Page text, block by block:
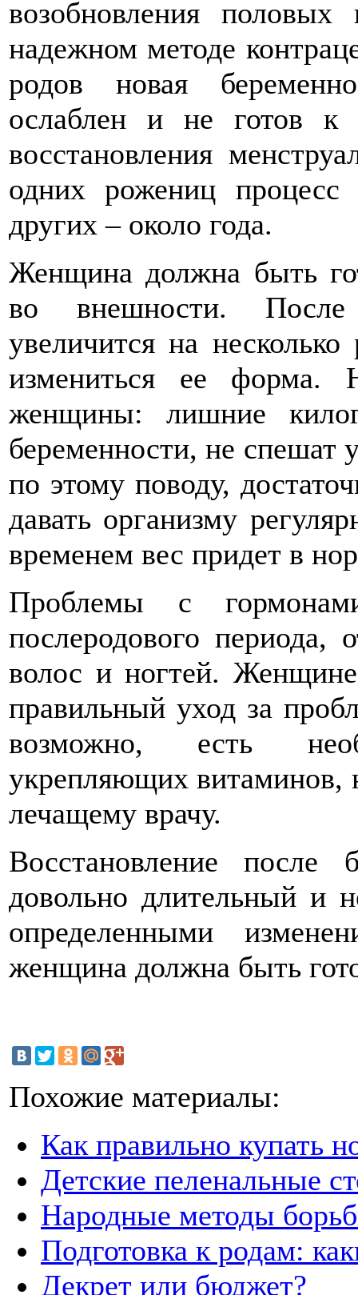
возобновления
надежном методе
родов новая
ослаблен и не готов к
восстановления
одних рожениц
других – около года.
Женщина должна быть
во внешности.
увеличится на
измениться ее форма.
женщины: лишние
беременности, не спешат
по этому поводу,
давать организму
временем вес придет в
Проблемы с
послеродового периода,
волос и ногтей.
правильный уход за
возможно, есть
укрепляющих витаминов,
лечащему врачу.
Восстановление
довольно длительный и
определенными
женщина должна быть
Похожие материалы:
Как правильно купать
Детские пеленальные
Народные методы
Подготовка к родам:
Декрет или бюджет?